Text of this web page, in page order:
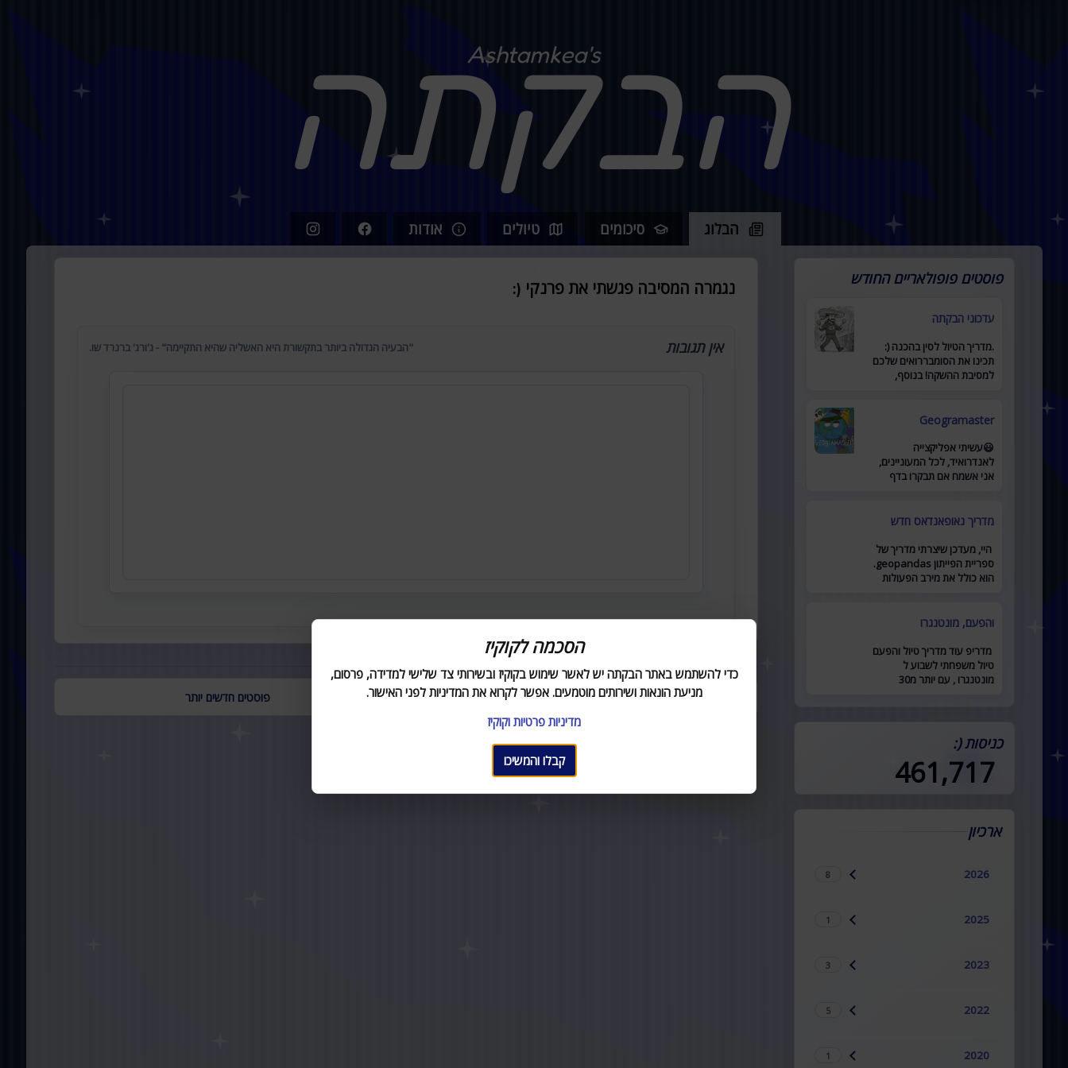
Ashtamkea's
הבקתה
הבלוג סיכומים טיולים אודות
נגמרה המסיבה פגשתי את פרנקי (:
אין תגובות "הבעיה הגדולה ביותר בתקשורת היא האשליה שהיא התקיימה" - ג'ורג' ברנרד שו.
פוסטים חדשים יותר פוסטים ישנים יותר
פוסטים פופולאריים החודש
עדכוני הבקתה
.מדריך הטיול לסין בהכנה (:
תכינו את הסומבררואים שלכם
למסיבת ההשקה! בנוסף,
Geogramaster
😃עשיתי אפליקצייה
לאנדרואיד, לכל המעוניינים,
אני אשמח אם תבקרו בדף
מדריך גאופאנדאס חדש
היי, מעדכן שיצרתי מדריך של
ספריית הפייתון geopandas.
הוא כולל את מירב הפעולות
והפעם, מונטנגרו
מדריפ עוד מדריך טיול והפעם
טיול משפחתי לשבוע ל
מונטנגרו , עם יותר מ30
כניסות (:
461,717
ארכיון
2026
8
2025
1
2023
3
2022
5
2020
1
הסכמה לקוקיז
כדי להשתמש באתר הבקתה יש לאשר שימוש בקוקיז ובשירותי צד שלישי למדידה, פרסום,
מניעת הונאות ושירותים מוטמעים. אפשר לקרוא את המדיניות לפני האישור.
מדיניות פרטיות וקוקיז
קבלו והמשיכו